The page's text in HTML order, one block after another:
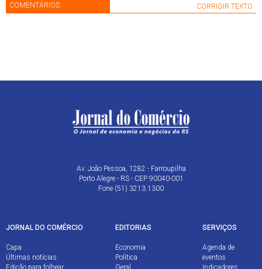
COMENTÁRIOS CORRIGIR TEXTO
Av. João Pessoa, 1282 - Farroupilha
Porto Alegre - RS - CEP 90040-001
Fone (51) 3213.1300
JORNAL DO COMÉRCIO
Capa
Últimas notícias
Edição para folhear
EDITORIAS
Economia
Política
Geral
SERVIÇOS
Agenda de
eventos
Indicadores